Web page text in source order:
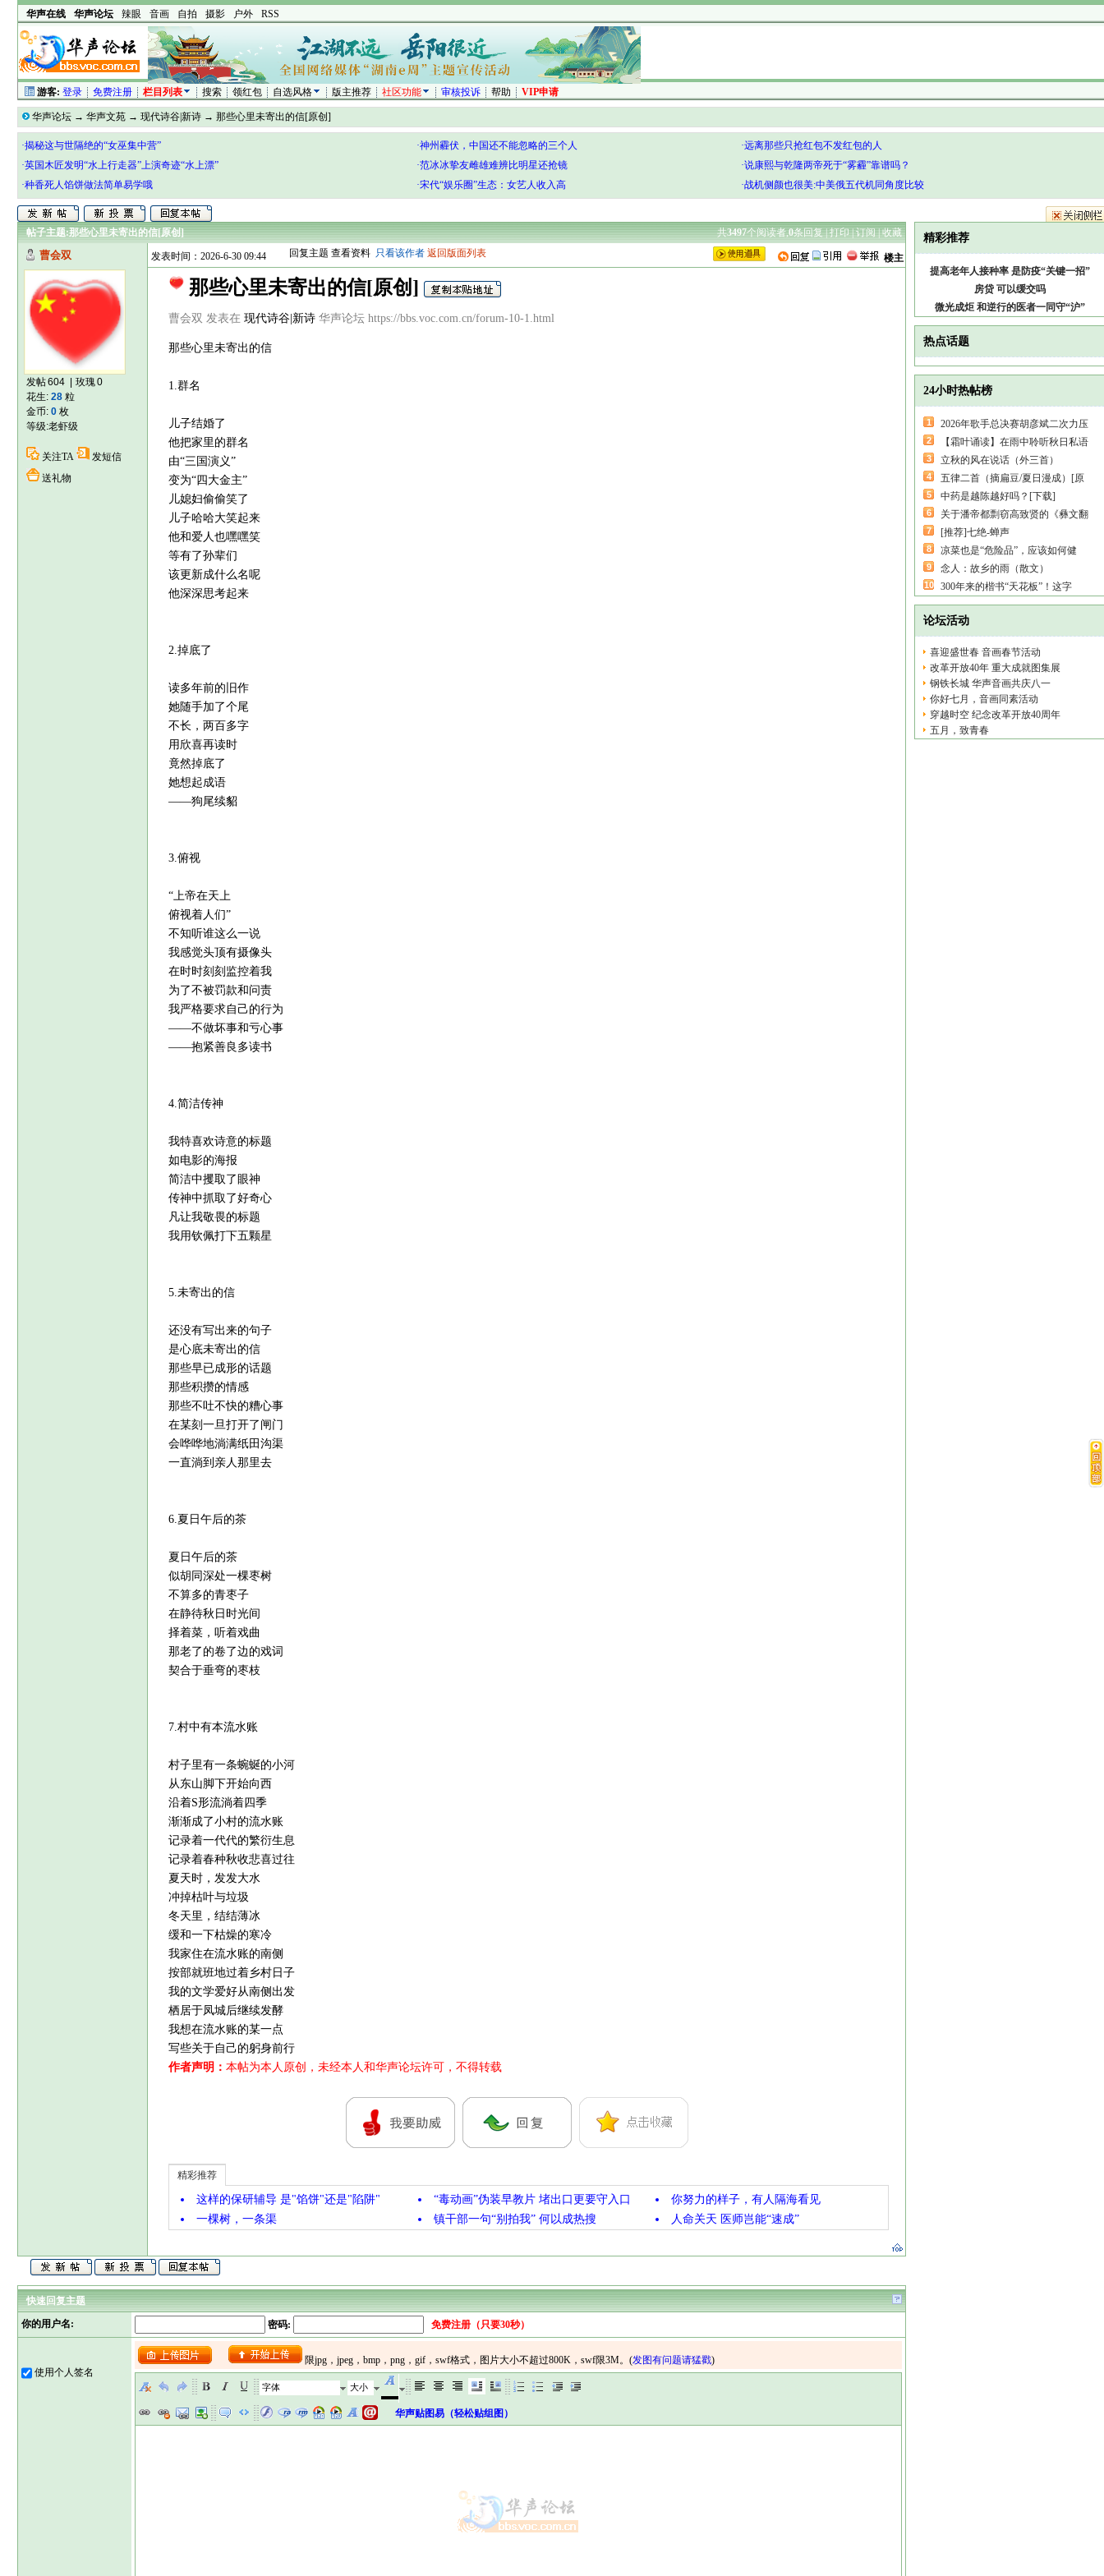
华声在线 华声论坛 辣眼 音画 自拍 摄影 户外 RSS
游客: 登录 免费注册 栏目列表 搜索 领红包 自选风格 版主推荐 社区功能 审核投诉 帮助 VIP申请
华声论坛→ 华声文苑→ 现代诗谷|新诗→ 那些心里未寄出的信[原创]
·揭秘这与世隔绝的“女巫集中营” ·神州霾伏，中国还不能忽略的三个人
·远离那些只抢红包不发红包的人
·英国木匠发明“水上行走器”上演奇迹“水上漂”
·范冰冰挚友雌雄难辨比明星还抢镜
·说康熙与乾隆两帝死于“雾霾”靠谱吗？
·种香死人馅饼做法简单易学哦
·宋代“娱乐圈”生态：女艺人收入高 ·战机侧颜也很美:中美俄五代机同角度比较
帖子主题:那些心里未寄出的信[原创] 共3497个阅读者,0条回复 |打印|订阅|收藏
曹会双
发帖604 玫瑰0
花生: 28粒
金币: 0枚
等级:老虾级
关注TA
发短信
送礼物
发表时间：2026-6-30 09:44 楼主
回复主题 查看资料 只看该作者 返回版面列表
那些心里未寄出的信[原创]
曹会双 发表在 现代诗谷|新诗 华声论坛 https://bbs.voc.com.cn/forum-10-1.html
那些心里未寄出的信
1.群名
儿子结婚了
他把家里的群名
由“三国演义”
变为“四大金主”
儿媳妇偷偷笑了
儿子哈哈大笑起来
他和爱人也嘿嘿笑
等有了孙辈们
该更新成什么名呢
他深深思考起来
2.掉底了
读多年前的旧作
她随手加了个尾
不长，两百多字
用欣喜再读时
竟然掉底了
她想起成语
——狗尾续貂
3.俯视
“上帝在天上
俯视着人们”
不知听谁这么一说
我感觉头顶有摄像头
在时时刻刻监控着我
为了不被罚款和问责
我严格要求自己的行为
——不做坏事和亏心事
——抱紧善良多读书
4.简洁传神
我特喜欢诗意的标题
如电影的海报
简洁中攫取了眼神
传神中抓取了好奇心
凡让我敬畏的标题
我用钦佩打下五颗星
5.未寄出的信
还没有写出来的句子
是心底未寄出的信
那些早已成形的话题
那些积攒的情感
那些不吐不快的糟心事
在某刻一旦打开了闸门
会哗哗地淌满纸田沟渠
一直淌到亲人那里去
6.夏日午后的茶
夏日午后的茶
似胡同深处一棵枣树
不算多的青枣子
在静待秋日时光间
择着菜，听着戏曲
那老了的卷了边的戏词
契合于垂弯的枣枝
7.村中有本流水账
村子里有一条蜿蜒的小河
从东山脚下开始向西
沿着S形流淌着四季
渐渐成了小村的流水账
记录着一代代的繁衍生息
记录着春种秋收悲喜过往
夏天时，发发大水
冲掉枯叶与垃圾
冬天里，结结薄冰
缓和一下枯燥的寒冷
我家住在流水账的南侧
按部就班地过着乡村日子
我的文学爱好从南侧出发
栖居于凤城后继续发酵
我想在流水账的某一点
写些关于自己的躬身前行
作者声明： 本帖为本人原创，未经本人和华声论坛许可，不得转载
精彩推荐
这样的保研辅导 是"馅饼"还是"陷阱" “毒动画”伪装早教片 堵出口更要守入口
你努力的样子，有人隔海看见
一棵树，一条渠
镇干部一句“别拍我” 何以成热搜 人命关天 医师岂能“速成”
快速回复主题
你的用户名:
密码: 免费注册（只要30秒）
使用个人签名
字体 大小
华声贴图易（轻松贴组图）
精彩推荐
提高老年人接种率 是防疫“关键一招”
房贷 可以缓交吗
微光成炬 和逆行的医者一同守“沪”
热点话题
24小时热帖榜
1 2026年歌手总决赛胡彦斌二次力压
2 【霜叶诵读】在雨中聆听秋日私语
3 立秋的风在说话（外三首）
4 五律二首（摘扁豆/夏日漫成）[原
5 中药是越陈越好吗？[下载]
6 关于潘帝都剽窃高致贤的《彝文翻
7 [推荐]七绝-蝉声
8 凉菜也是“危险品”，应该如何健
9 念人：故乡的雨（散文）
10 300年来的楷书“天花板”！这字
论坛活动
喜迎盛世春 音画春节活动
改革开放40年 重大成就图集展
钢铁长城 华声音画共庆八一
你好七月，音画同素活动
穿越时空 纪念改革开放40周年
五月，致青春